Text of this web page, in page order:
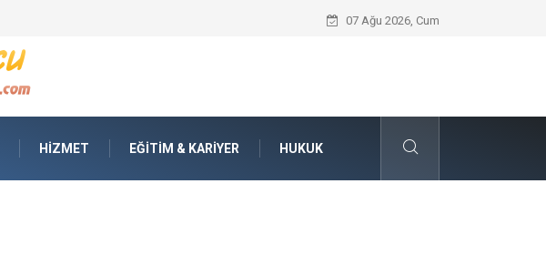
İnternetten Kıyafet Alırken Beden
07 Ağu 2026, Cum
HIZMET EĞITIM & KARIYER HUKUK